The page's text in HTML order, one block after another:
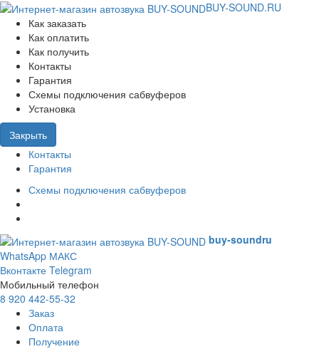
BUY-SOUND.RU
Как заказать
Как оплатить
Как получить
Контакты
Гарантия
Схемы подключения сабвуферов
Установка
Закрыть
Контакты
Гарантия
Схемы подключения сабвуферов
buy-soundru
WhatsApp МАКС
Вконтакте Telegram
Мобильный телефон
8 920 442-55-32
Заказ
Оплата
Получение